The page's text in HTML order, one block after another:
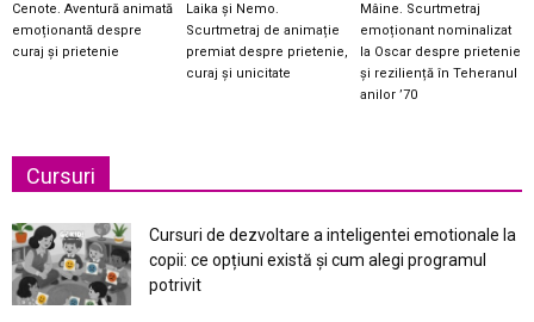
Cenote. Aventură animată
emoționantă despre
curaj și prietenie
Laika și Nemo.
Scurtmetraj de animație
premiat despre prietenie,
curaj și unicitate
Mâine. Scurtmetraj
emoționant nominalizat
la Oscar despre prietenie
și reziliență în Teheranul
anilor ’70
Cursuri
Cursuri de dezvoltare a inteligentei emotionale la
copii: ce opțiuni există și cum alegi programul
potrivit